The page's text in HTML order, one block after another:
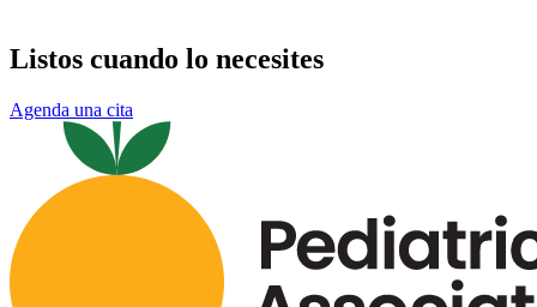
Listos cuando lo necesites
Agenda una cita